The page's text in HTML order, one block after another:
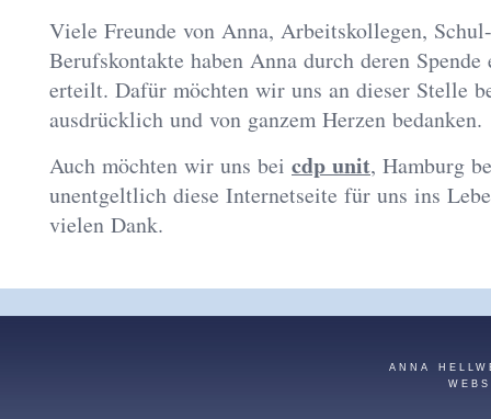
Viele Freunde von Anna, Arbeitskollegen,
Berufskontakte haben Anna durch deren Spende
erteilt. Dafür möchten wir uns an dieser Stelle
ausdrücklich und von ganzem Herzen bedanken.
Auch möchten wir uns bei cdp unit, Hamburg
unentgeltlich diese Internetseite für uns ins
vielen Dank.
ANNA